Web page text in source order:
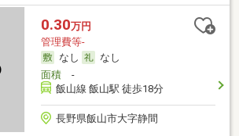
0.30万円
管理費等-
なし
なし
面積-
飯山線 飯山駅 徒歩18分
長野県飯山市大字静間